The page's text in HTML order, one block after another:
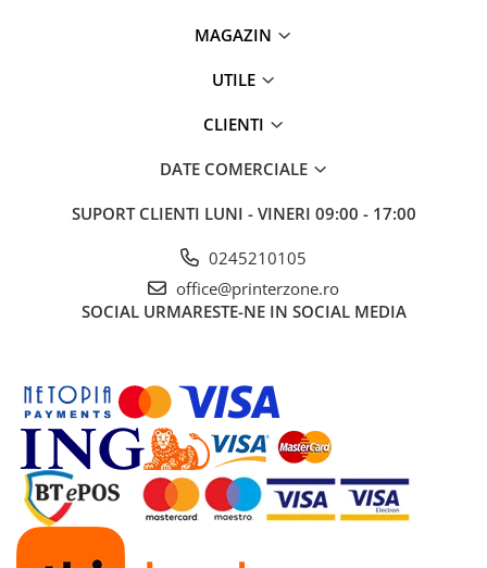
MAGAZIN
UTILE
CLIENTI
DATE COMERCIALE
SUPORT CLIENTI LUNI - VINERI 09:00 - 17:00
0245210105
office@printerzone.ro
SOCIAL URMARESTE-NE IN SOCIAL MEDIA